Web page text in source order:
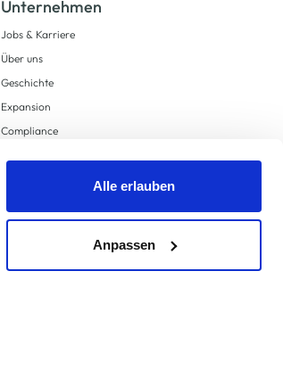
Alle erlauben
Anpassen
Unternehmen
Jobs & Karriere
Über uns
Geschichte
Expansion
Compliance
Supply Chain Due Diligence